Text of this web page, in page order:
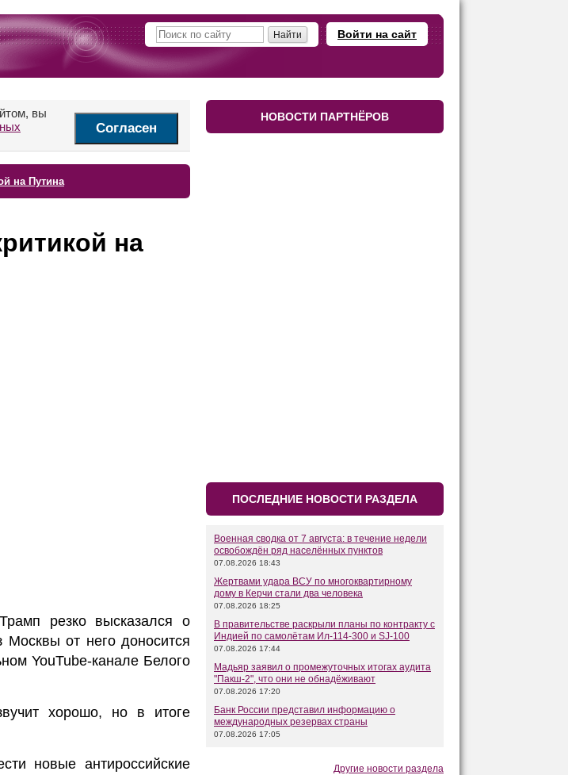
Войти на сайт
вы
Согласен
на Путина
на
резко высказался о
от него доносится
YouTube-канале Белого
хорошо, но в итоге
новые антироссийские
НОВОСТИ ПАРТНЁРОВ
ПОСЛЕДНИЕ НОВОСТИ РАЗДЕЛА
Военная сводка от 7 августа: в течение недели
освобождён ряд населённых пунктов
07.08.2026 18:43
Жертвами удара ВСУ по многоквартирному
дому в Керчи стали два человека
07.08.2026 18:25
В правительстве раскрыли планы по контракту с
Индией по самолётам Ил-114-300 и SJ-100
07.08.2026 17:44
Мадьяр заявил о промежуточных итогах аудита
"Пакш-2", что они не обнадёживают
07.08.2026 17:20
Банк России представил информацию о
международных резервах страны
07.08.2026 17:05
Другие новости раздела